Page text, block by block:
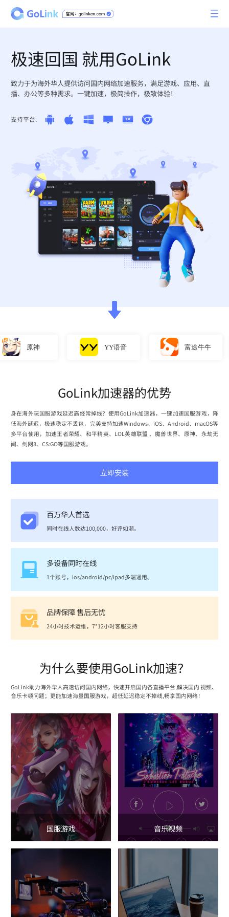
极速回国 就用GoLink
致力于为海外华人提供访问国内网络加速服务，满足游戏、应用、直
播、办公等多种需求。一键加速，极简操作，极致体验！
支持平台:
神 YY语音 富途牛牛
GoLink加速器的优势
身在海外玩国服游戏延迟高经常掉线？使用GoLink加速器，一键加速国服游戏，降
低海外延迟，极速稳定不丢包，完美支持加速Windows、iOS、Android、macOS等
多平台使用，加速王者荣耀、和平精英、LOL英雄联盟 、魔兽世界、原神、永劫无
间、剑网3、CS:GO等国服游戏。
立即安装
百万华人首选
同时在线人数达100,000，好评如潮。
多设备同时在线
1个账号，ios/android/pc/ipad多端通用。
品牌保障 售后无忧
24小时技术运维，7*12小时客服支持
为什么要使用GoLink加速？
GoLink助力海外华人高速访问国内网络，快速开启国内各直播平台,解决国内 视频、
音乐卡顿问题；更能加速海量国服游戏，超低延迟稳定不掉线,畅享国内网络！
国服游戏 音乐视频